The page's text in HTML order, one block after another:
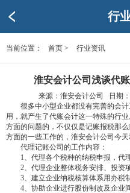
行
当前位置： 首页 > 行业资讯
淮安会计公司浅谈代
来源：淮安会计公司 日期
很多中小型企业都没有完善的会计
用，就产生了代账会计这一特殊的行
方面的问题的，不仅仅是记账报税那
方面的一些工作的，淮安会计公司今
代理记账公司的工作内容：
1、代理各个税种的纳税申报，代理
2、代理企业整体税务安排、投资项
3、建立企业纳税核算体系用办税制
4、协助企业进行股份制改及企业